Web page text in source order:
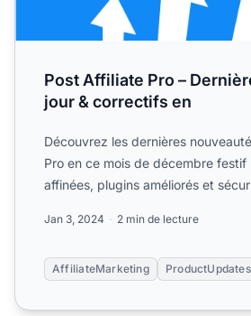
Post Affiliate Pro –
jour & correctifs en
Découvrez les dernières
Pro en ce mois de décembre
affinées, plugins améliorés et
Jan 3, 2024 2 min de lecture
AffiliateMarketing ProductUpdates